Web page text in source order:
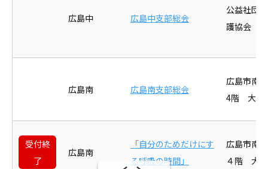
広島中 広島中支部総会
公益社団
護協会 大
広島南 広島南支部総会
広島市南
4階 大会
受付終
了
広島南
「自分のためだけにす
る呼吸の時間」
広島市南
４階 大